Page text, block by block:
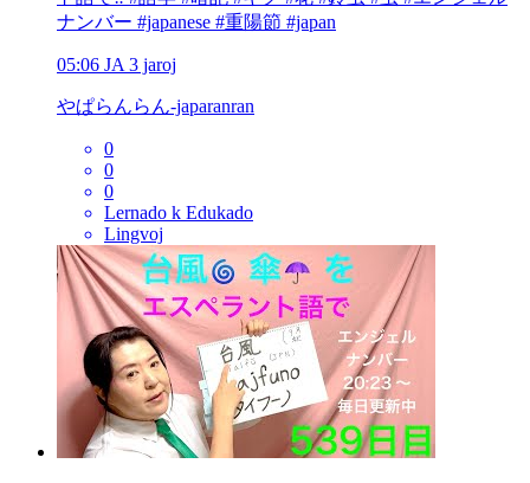
ナンバー #japanese #重陽節 #japan
05:06 JA 3 jaroj
やぱらんらん-japaranran
0
0
0
Lernado k Edukado
Lingvoj